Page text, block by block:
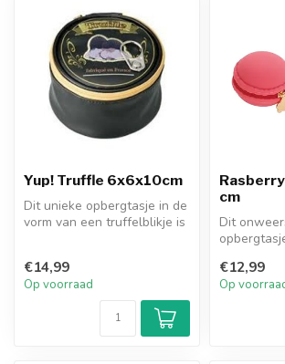
Yup! Truffle 6x6x10cm
Dit unieke opbergtasje in de
vorm van een truffelblikje is
€14,99
Op voorraad
cm
Dit
tra...
€12,99
Op